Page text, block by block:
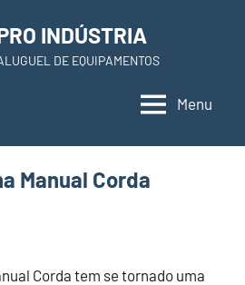
INDÚSTRIA
DE EQUIPAMENTOS
Menu
Manual Corda
Corda tem se tornado uma